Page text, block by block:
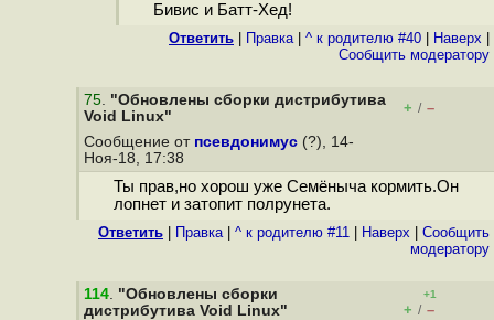
Бивис и Батт-Хед!
Ответить Правка| ^ к родителю #40 Наверх
Cообщить модератору
75. "Обновлены сборки дистрибутива
Void Linux"
+ / –
Сообщение от псевдонимус (?), 14-
Ноя-18, 17:38
Ты прав,но хорош уже Семёныча кормить.Он
лопнет и затопит полрунета.
Ответить Правка| ^ к родителю #11 Наверх
Cообщить
модератору
114. "Обновлены сборки
дистрибутива Void Linux"
+1
+ / –